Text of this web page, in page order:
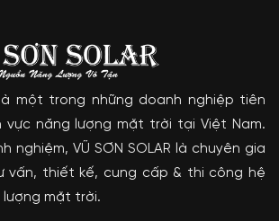
là một trong những doanh nghiệp tiên
vực năng lượng mặt trời tại Việt Nam.
nghiệm, VŨ SƠN SOLAR là chuyên gia
vấn, thiết kế, cung cấp & thi công hệ
mặt trời.